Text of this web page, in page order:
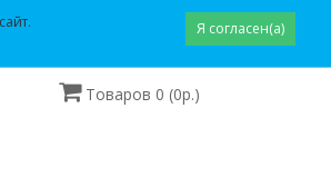
Оформление заказа
Товаров 0 (0р.)
Я согласен(а)